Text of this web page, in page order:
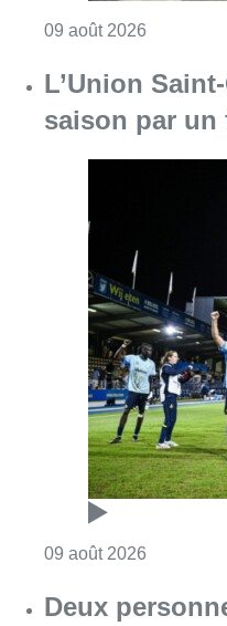
09 août 2026
L’Union
saison par un
09 août 2026
Deux